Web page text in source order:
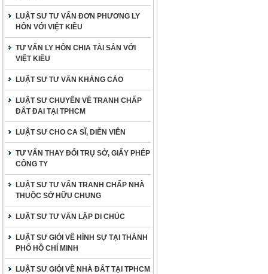
LUẬT SƯ TƯ VẤN ĐƠN PHƯƠNG LY
HÔN VỚI VIỆT KIỀU
TƯ VẤN LY HÔN CHIA TÀI SẢN VỚI
VIỆT KIỀU
LUẬT SƯ TƯ VẤN KHÁNG CÁO
LUẬT SƯ CHUYÊN VỀ TRANH CHẤP
ĐẤT ĐAI TẠI TPHCM
LUẬT SƯ CHO CA SĨ, DIỄN VIÊN
TƯ VẤN THAY ĐỔI TRỤ SỞ, GIẤY PHÉP
CÔNG TY
LUẬT SƯ TƯ VẤN TRANH CHẤP NHÀ
THUỘC SỞ HỮU CHUNG
LUẬT SƯ TƯ VẤN LẬP DI CHÚC
LUẬT SƯ GIỎI VỀ HÌNH SỰ TẠI THÀNH
PHỐ HỒ CHÍ MINH
LUẬT SƯ GIỎI VỀ NHÀ ĐẤT TẠI TPHCM